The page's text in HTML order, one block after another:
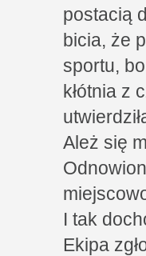
postacią
bicia, że
sportu,
kłótnia z
Ależ się
I tak
Ekipa